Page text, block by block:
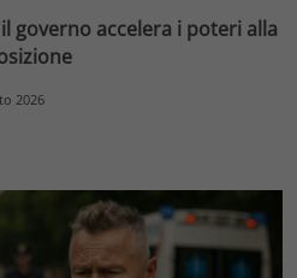
governo accelera i poteri alla
2026